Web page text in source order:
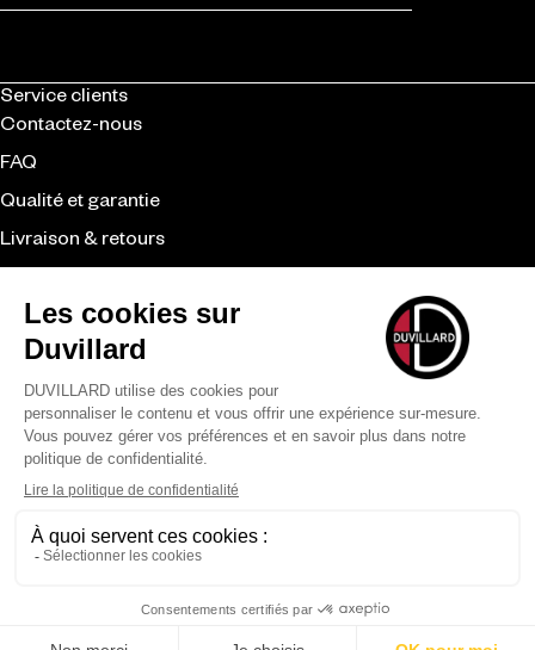
Service clients
Contactez-nous
FAQ
Qualité et garantie
Livraison & retours
CGV
Revendeurs
Duvillard
La marque
Le savoir-faire
Nos engagements
Moyens de paiement
LÉGAL
CONFIDENTIALITÉ
MENTIONS LÉGALES
2026DUVILLARD – TOUS DROITS RÉSERVÉS